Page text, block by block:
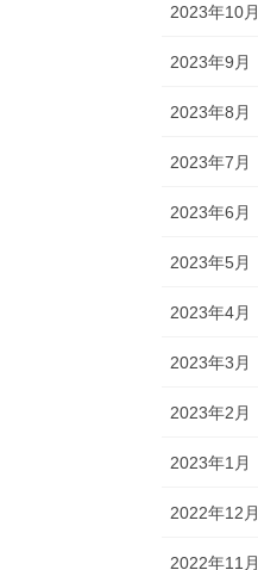
2023年10月
2023年9月
2023年8月
2023年7月
2023年6月
2023年5月
2023年4月
2023年3月
2023年2月
2023年1月
2022年12月
2022年11月